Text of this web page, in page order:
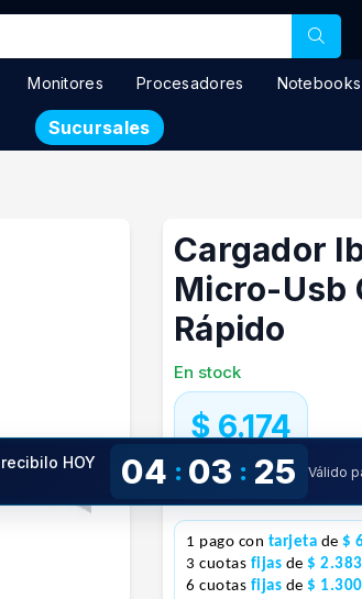
Monitores Procesadores Notebooks
Sucursales
Cargador
Micro-Usb
Rápido
En stock
$ 6.174
Precio especial con
1 pago con tarjeta de $
3 cuotas fijas de $
6 cuotas fijas de $
HOY
04 : 03 : 24 Válido